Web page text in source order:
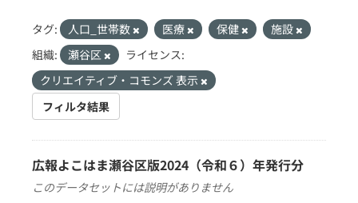
タグ: 人口_世帯数 医療 保健
施設
組織:
瀬谷区
ライセンス:
クリエイティブ・コモンズ 表示
フィルタ結果
広報よこはま瀬谷区版2024（令和６）年発行分
このデータセットには説明がありません